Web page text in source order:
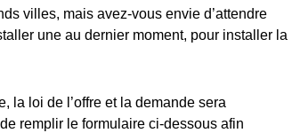
villes, mais avez-vous envie d’attendre
une au dernier moment, pour installer la
la loi de l’offre et la demande sera
remplir le formulaire ci-dessous afin